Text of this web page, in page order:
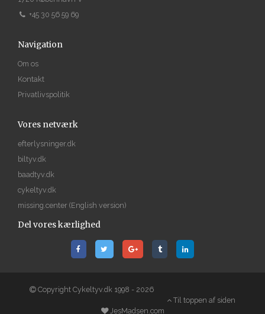
+45 30 56 59 69
Navigation
Om os
Kontakt
Privatlivspolitik
Vores netværk
efterlysninger.dk
biltyv.dk
baadtyv.dk
cykeltyv.dk
missing.center (English version)
Del vores kærlighed
Copyright Cykeltyv.dk 1998 - 2026
Til toppen af siden
JesMadsen.com